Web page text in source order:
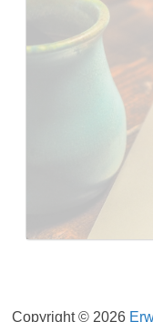
Copyright © 2026